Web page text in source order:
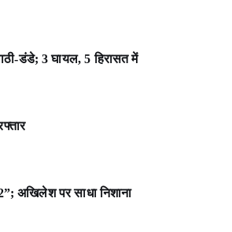
डंडे; 3 घायल, 5 हिरासत में
अखिलेश पर साधा निशाना